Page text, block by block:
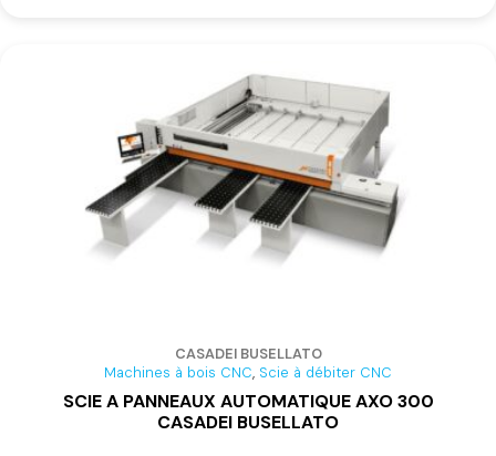
CASADEI BUSELLATO
Machines à bois CNC, Scie à débiter CNC
SCIE A PANNEAUX AUTOMATIQUE AXO 300
CASADEI BUSELLATO